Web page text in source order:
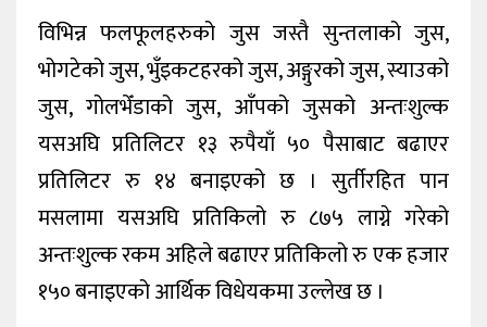
विभिन्न फलफूलहरुको जुस जस्तै सुन्तलाको जुस,
भोगटेको जुस, भुँइकटहरको जुस, अङ्गुरको जुस, स्याउको
जुस, गोलभेँडाको जुस, आँपको जुसको अन्तःशुल्क
यसअघि प्रतिलिटर १३ रुपैयाँ ५० पैसाबाट बढाएर
प्रतिलिटर रु १४ बनाइएको छ । सुर्तीरहित पान
मसलामा यसअघि प्रतिकिलो रु ८७५ लाग्ने गरेको
अन्तःशुल्क रकम अहिले बढाएर प्रतिकिलो रु एक हजार
१५० बनाइएको आर्थिक विधेयकमा उल्लेख छ ।